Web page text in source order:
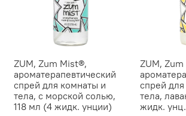
ZUM, Zum Mist®,
ароматерапевтический
спрей для комнаты и
тела, с морской солью,
118 мл (4 жидк. унции)
ZUM,
спрей
тела,
жидк. унц.